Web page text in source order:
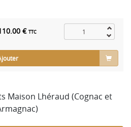
€ TTC
Maison Lhéraud (Cognac et